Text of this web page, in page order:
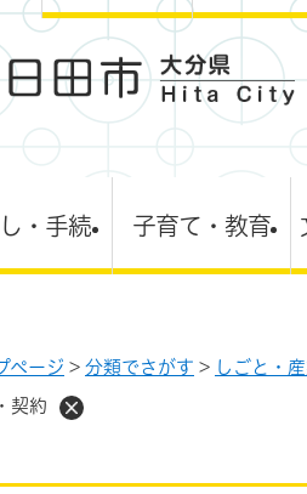
・手続 子育て・教育
ページ > 分類でさがす > しごと・
契約